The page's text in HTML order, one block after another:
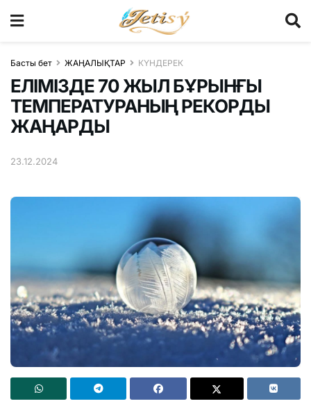
Басты бет ЖАҢАЛЫҚТАР КҮНДЕРЕК
ЕЛІМІЗДЕ 70 ЖЫЛ БҰРЫНҒЫ
ТЕМПЕРАТУРАНЫҢ РЕКОРДЫ
ЖАҢАРДЫ
23.12.2024